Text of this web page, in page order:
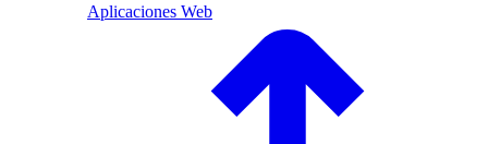
Aplicaciones Web